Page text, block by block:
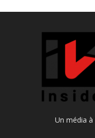
Un média